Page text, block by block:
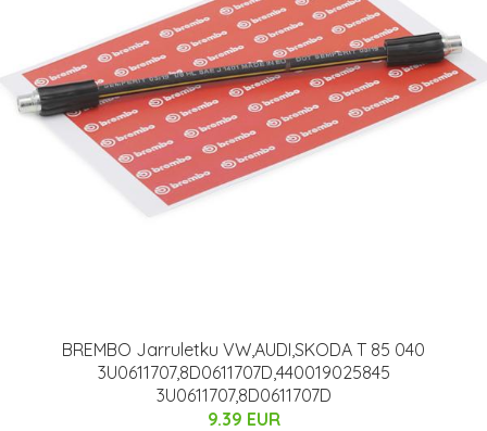
BREMBO Jarruletku VW,AUDI,SKODA T 85 040
3U0611707,8D0611707D,440019025845
3U0611707,8D0611707D
9.39 EUR